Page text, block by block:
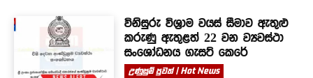
විනිසුරු විශ්‍රාම වයස් සීමාව ඇතුළු
කරුණු ඇතුළත් 22 වන ව්‍යවස්ථා
සංශෝධනය ගැසට් කෙරේ
උණුසුම් පුවත් | Hot News